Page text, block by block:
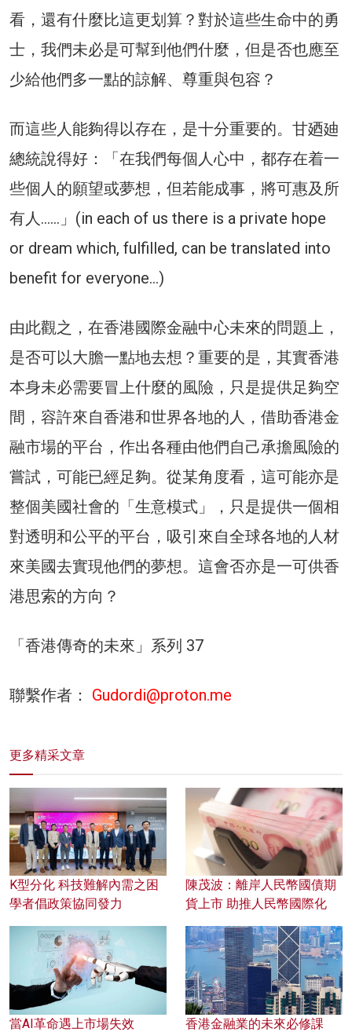
看，還有什麼比這更划算？對於這些生命中的勇
士，我們未必是可幫到他們什麼，但是否也應至
少給他們多一點的諒解、尊重與包容？
而這些人能夠得以存在，是十分重要的。甘廼廸
總統說得好：「在我們每個人心中，都存在着一
些個人的願望或夢想，但若能成事，將可惠及所
有人……」(in each of us there is a private hope
or dream which, fulfilled, can be translated into
benefit for everyone…)
由此觀之，在香港國際金融中心未來的問題上，
是否可以大膽一點地去想？重要的是，其實香港
本身未必需要冒上什麼的風險，只是提供足夠空
間，容許來自香港和世界各地的人，借助香港金
融市場的平台，作出各種由他們自己承擔風險的
嘗試，可能已經足夠。從某角度看，這可能亦是
整個美國社會的「生意模式」，只是提供一個相
對透明和公平的平台，吸引來自全球各地的人材
來美國去實現他們的夢想。這會否亦是一可供香
港思索的方向？
「香港傳奇的未來」系列 37
聯繫作者： Gudordi@proton.me
更多精采文章
K型分化 科技難解內需之困
學者倡政策協同發力
陳茂波：離岸人民幣國債期
貨上市 助推人民幣國際化
當AI革命遇上市場失效 香港金融業的未來必修課